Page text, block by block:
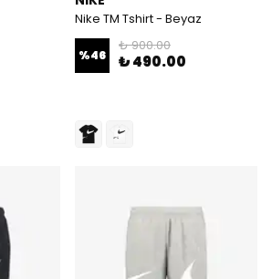
Nike TM Tshirt - Beyaz
%46
₺ 900.00
₺ 490.00